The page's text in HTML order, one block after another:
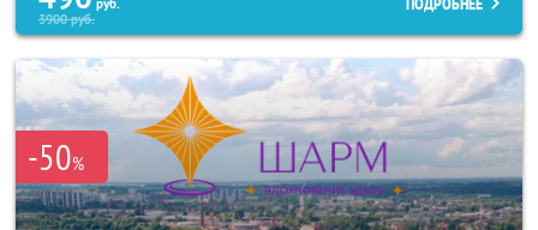
3900руб.
-50%